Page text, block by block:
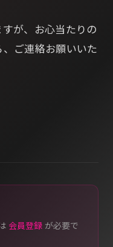
が、お心当たりの
ご連絡お願いいた
会員登録 が必要で